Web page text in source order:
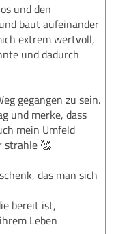
und den
baut aufeinander
extrem wertvoll,
und dadurch
gegangen zu sein.
und merke, dass
mein Umfeld
strahle 🥰
das man sich
bereit ist,
Leben